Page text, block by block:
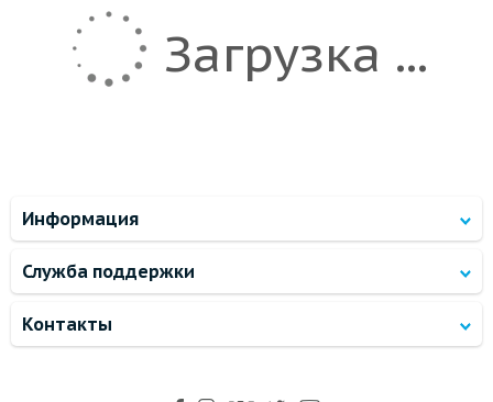
Загрузка ...
Информация
Служба поддержки
Контакты